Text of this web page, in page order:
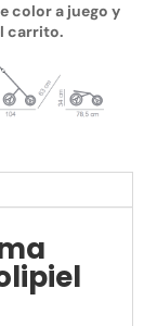
color a juego y
carrito.